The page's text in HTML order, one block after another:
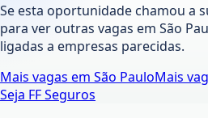
Se esta oportunidade chamou a
para ver outras vagas em São
ligadas a empresas parecidas.
Mais vagas em São PauloMais
Seja FF Seguros